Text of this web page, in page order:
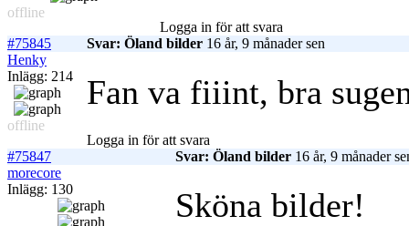
offline
Logga in för att svara
#75845
Svar: Öland bilder 16 år, 9 månader sen
Henky
Inlägg: 214
offline
Fan va fiiint, bra
Logga in för att svara
#75847
Svar: Öland bilder 16 år, 9 månader
morecore
Inlägg: 130
Sköna bilder!